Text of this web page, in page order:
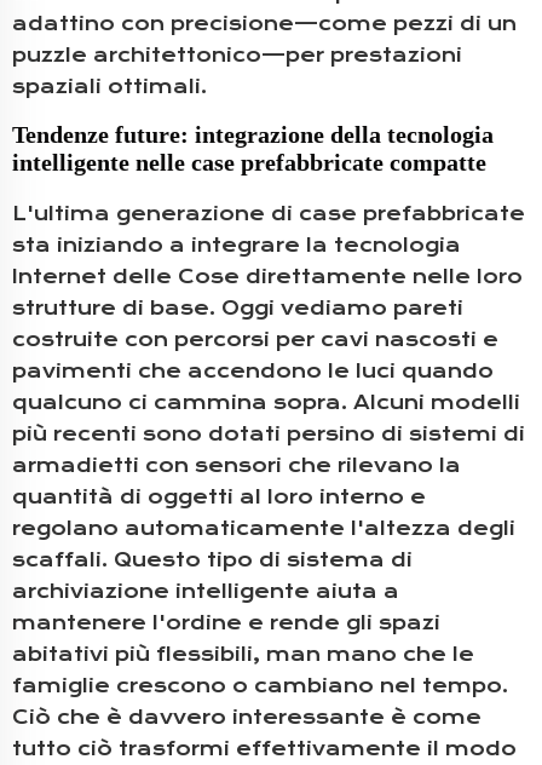
adattino con precisione—come pezzi di un
puzzle architettonico—per prestazioni
spaziali ottimali.
Tendenze future: integrazione della tecnologia
intelligente nelle case prefabbricate compatte
L'ultima generazione di case prefabbricate
sta iniziando a integrare la tecnologia
Internet delle Cose direttamente nelle loro
strutture di base. Oggi vediamo pareti
costruite con percorsi per cavi nascosti e
pavimenti che accendono le luci quando
qualcuno ci cammina sopra. Alcuni modelli
più recenti sono dotati persino di sistemi di
armadietti con sensori che rilevano la
quantità di oggetti al loro interno e
regolano automaticamente l'altezza degli
scaffali. Questo tipo di sistema di
archiviazione intelligente aiuta a
mantenere l'ordine e rende gli spazi
abitativi più flessibili, man mano che le
famiglie crescono o cambiano nel tempo.
Ciò che è davvero interessante è come
tutto ciò trasformi effettivamente il modo